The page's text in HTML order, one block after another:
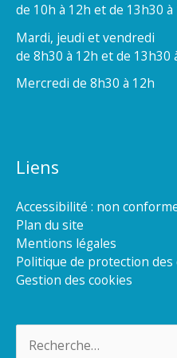
de 10h à 12h et de 13h30 à
Mardi, jeudi et vendredi
de 8h30 à 12h et de 13h30
Mercredi de 8h30 à 12h
Liens
Accessibilité : non
Plan du site
Mentions légales
Politique de protection des
Gestion des cookies